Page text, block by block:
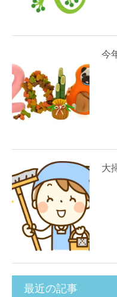
今
大
最近の記事